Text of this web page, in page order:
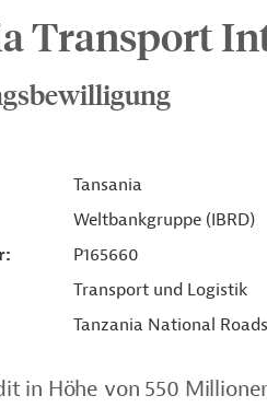
Transport
Tansania
Weltbankgruppe (IBRD)
P165660
Transport und Logistik
Tanzania National
in Höhe von 550